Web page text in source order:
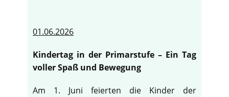
01.06.2026
Kindertag in der Primarstufe – Ein Tag
voller Spaß und Bewegung
Am 1. Juni feierten die Kinder der